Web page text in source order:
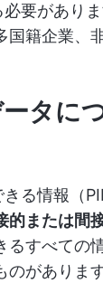
必要があり
国籍企業、
タに
る情報（
的または間
るすべての
のがありま